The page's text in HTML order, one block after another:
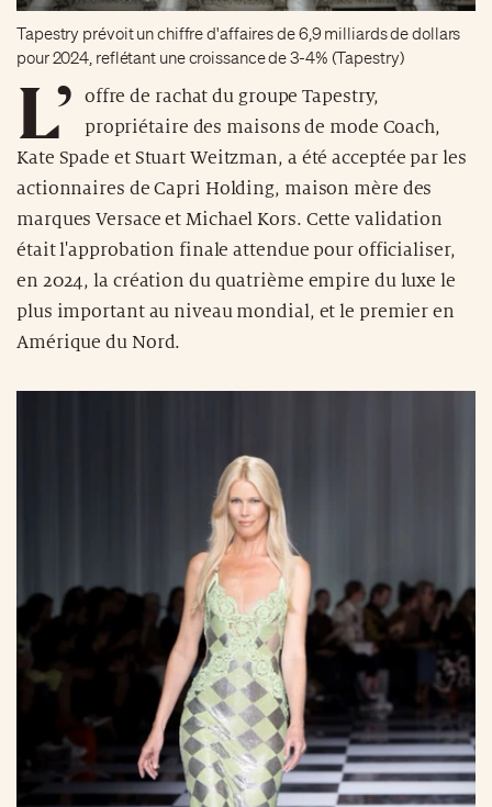
Tapestry prévoit un chiffre d'affaires de 6,9 milliards de dollars
pour 2024, reflétant une croissance de 3-4% (Tapestry)
L’
offre de rachat du groupe Tapestry,
propriétaire des maisons de mode Coach,
Kate Spade et Stuart Weitzman, a été acceptée par les
actionnaires de Capri Holding, maison mère des
marques Versace et Michael Kors. Cette validation
était l'approbation finale attendue pour officialiser,
en 2024, la création du quatrième empire du luxe le
plus important au niveau mondial, et le premier en
Amérique du Nord.